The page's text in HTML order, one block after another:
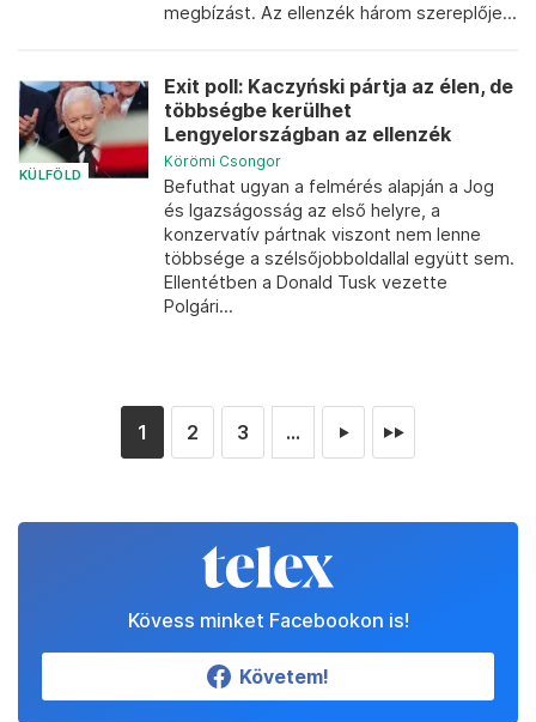
megbízást. Az ellenzék három szereplője...
KÜLFÖLD
Exit poll: Kaczyński pártja az élen, de
többségbe kerülhet
Lengyelországban az ellenzék
Körömi Csongor
Befuthat ugyan a felmérés alapján a Jog
és Igazságosság az első helyre, a
konzervatív pártnak viszont nem lenne
többsége a szélsőjobboldallal együtt sem.
Ellentétben a Donald Tusk vezette
Polgári...
1 2 3 ... ► ►►
Kövess minket Facebookon is!
Követem!